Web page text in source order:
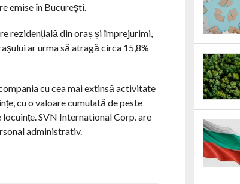
emise în București.
rezidențială din oraș și împrejurimi,
ar urma să atragă circa 15,8%
cu cea mai extinsă activitate
cu o valoare cumulată de peste
SVN International Corp. are
administrativ.